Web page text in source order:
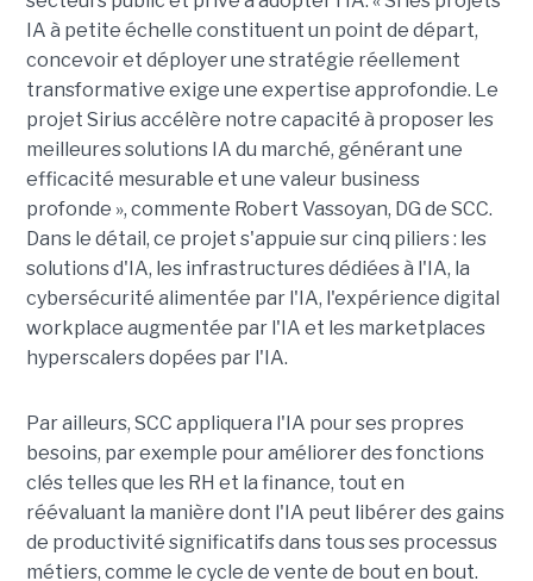
IA à petite échelle constituent un point de départ,
concevoir et déployer une stratégie réellement
transformative exige une expertise approfondie. Le
projet Sirius accélère notre capacité à proposer les
meilleures solutions IA du marché, générant une
efficacité mesurable et une valeur business
profonde », commente Robert Vassoyan, DG de SCC.
Dans le détail, ce projet s'appuie sur cinq piliers : les
solutions d'IA, les infrastructures dédiées à l'IA, la
cybersécurité alimentée par l'IA, l'expérience digital
workplace augmentée par l'IA et les marketplaces
hyperscalers dopées par l'IA.
Par ailleurs, SCC appliquera l'IA pour ses propres
besoins, par exemple pour améliorer des fonctions
clés telles que les RH et la finance, tout en
réévaluant la manière dont l'IA peut libérer des gains
de productivité significatifs dans tous ses processus
métiers, comme le cycle de vente de bout en bout.